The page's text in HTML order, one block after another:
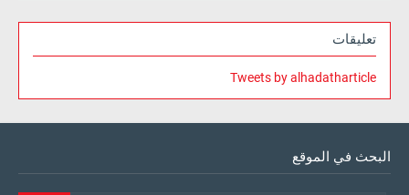
تعليقات
Tweets by alhadatharticle
البحث في الموقع